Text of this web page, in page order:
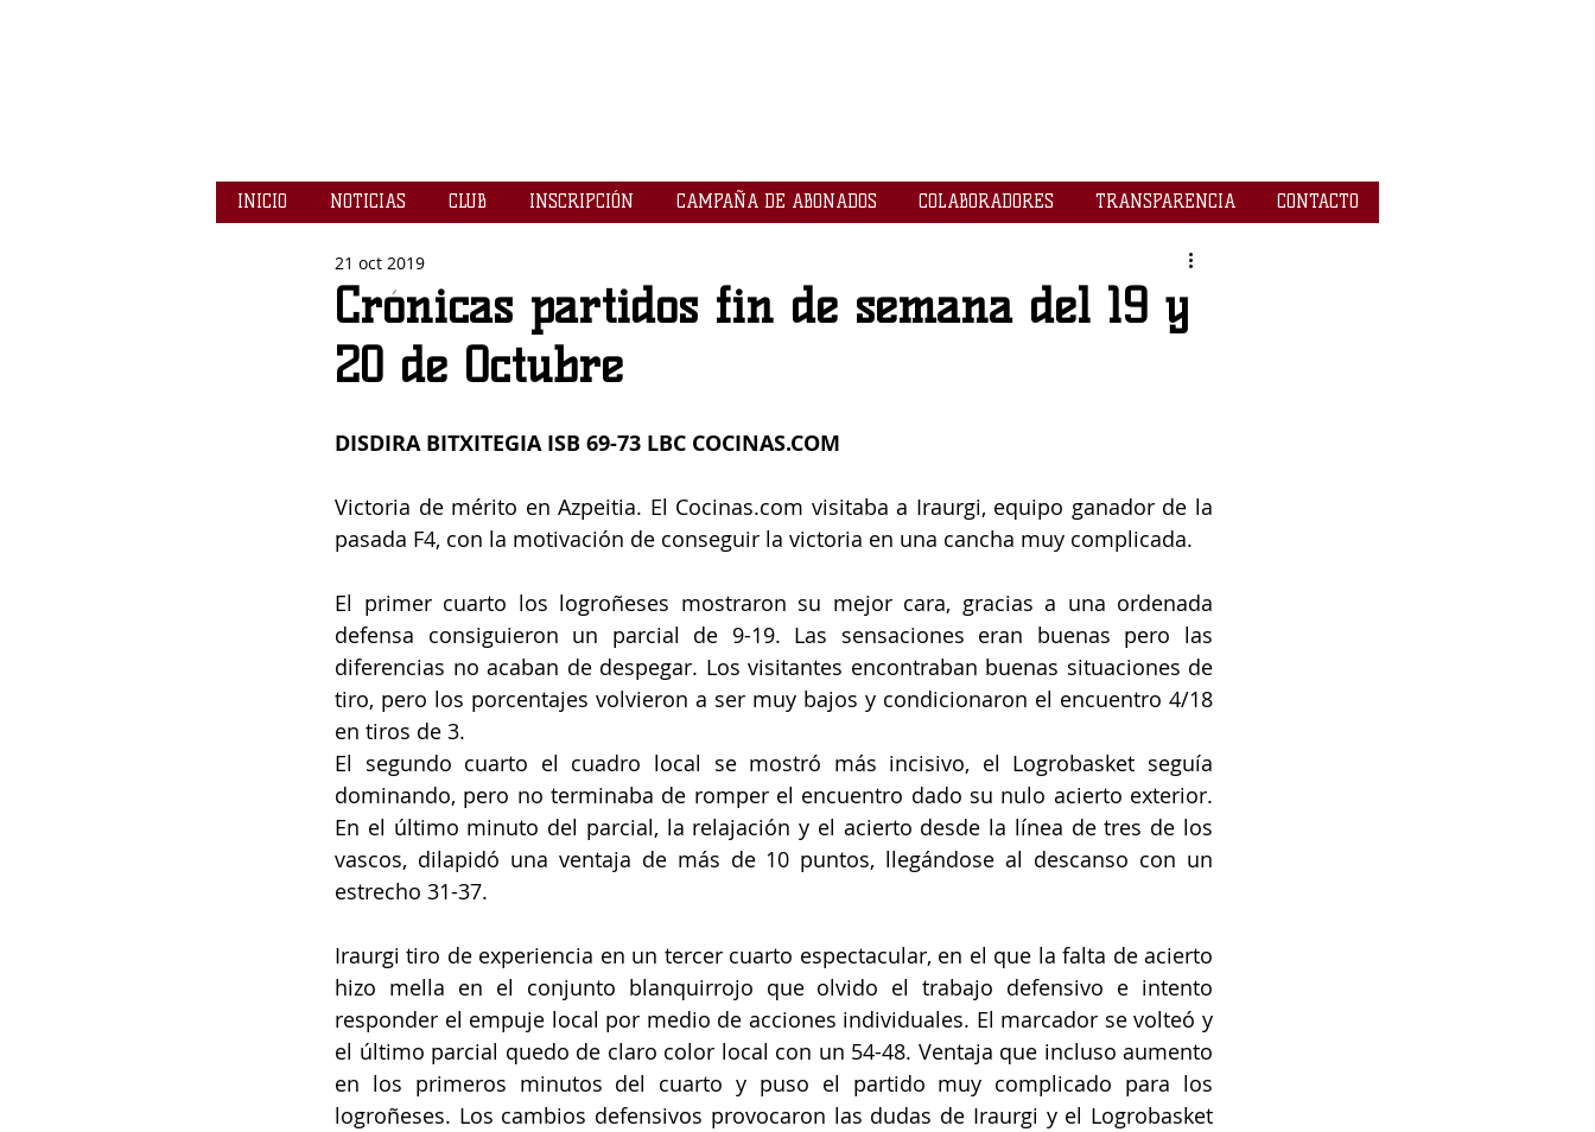
INICIO NOTICIAS CLUB INSCRIPCIÓN CAMPAÑA DE ABONADOS COLABORADORES TRANSPARENCIA CONTACTO
Crónicas partidos fin de semana del 19 y
20 de Octubre
21 oct 2019
DISDIRA BITXITEGIA ISB 69-73 LBC COCINAS.COM
Victoria de mérito en Azpeitia. El Cocinas.com visitaba a Iraurgi, equipo ganador de la
pasada F4, con la motivación de conseguir la victoria en una cancha muy complicada.
El primer cuarto los logroñeses mostraron su mejor cara, gracias a una ordenada
defensa consiguieron un parcial de 9-19. Las sensaciones eran buenas pero las
diferencias no acaban de despegar. Los visitantes encontraban buenas situaciones de
tiro, pero los porcentajes volvieron a ser muy bajos y condicionaron el encuentro 4/18
en tiros de 3.
El segundo cuarto el cuadro local se mostró más incisivo, el Logrobasket seguía
dominando, pero no terminaba de romper el encuentro dado su nulo acierto exterior.
En el último minuto del parcial, la relajación y el acierto desde la línea de tres de los
vascos, dilapidó una ventaja de más de 10 puntos, llegándose al descanso con un
estrecho 31-37.
Iraurgi tiro de experiencia en un tercer cuarto espectacular, en el que la falta de acierto
hizo mella en el conjunto blanquirrojo que olvido el trabajo defensivo e intento
responder el empuje local por medio de acciones individuales. El marcador se volteó y
el último parcial quedo de claro color local con un 54-48. Ventaja que incluso aumento
en los primeros minutos del cuarto y puso el partido muy complicado para los
logroñeses. Los cambios defensivos provocaron las dudas de Iraurgi y el Logrobasket